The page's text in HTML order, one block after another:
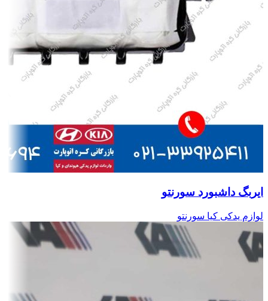
ایربگ داشبورد سورنتو
لوازم یدکی کیا سورنتو